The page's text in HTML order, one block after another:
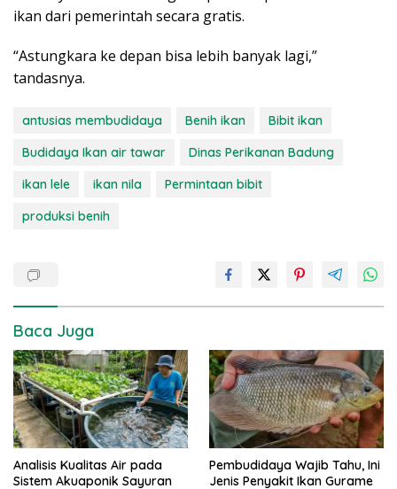
ikan dari pemerintah secara gratis.
“Astungkara ke depan bisa lebih banyak lagi,”
tandasnya.
antusias membudidaya Benih ikan
Bibit ikan
Budidaya Ikan air tawar
Dinas Perikanan Badung
ikan lele
ikan nila
Permintaan bibit
produksi benih
Baca Juga
Analisis Kualitas Air pada
Sistem Akuaponik Sayuran
Pembudidaya Wajib Tahu, Ini
Jenis Penyakit Ikan Gurame